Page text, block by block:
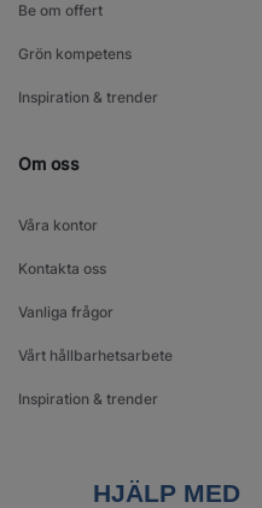
Be om offert
Grön kompetens
Inspiration & trender
Om oss
Våra kontor
Kontakta oss
Vanliga frågor
Vårt hållbarhetsarbete
Inspiration & trender